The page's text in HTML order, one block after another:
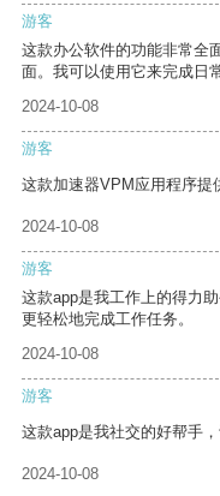
游客
这款办公软件的功能非常全
面。我可以使用它来完成日
2024-10-08
游客
这款加速器VPM应用程序提
2024-10-08
游客
这款app是我工作上的得力
更轻松地完成工作任务。
2024-10-08
游客
这款app是我社交的好帮手
2024-10-08